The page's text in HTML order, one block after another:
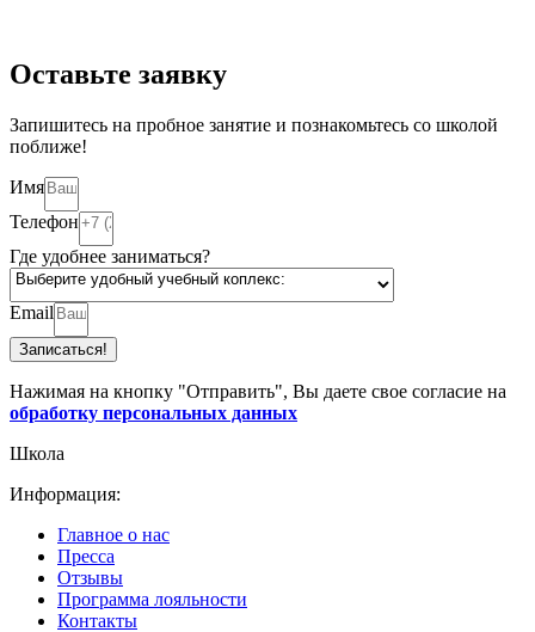
Оставьте заявку
Запишитесь на пробное занятие и познакомьтесь со школой
поближе!
Имя
Телефон
Где удобнее заниматься?
Email
Записаться!
Нажимая на кнопку "Отправить", Вы даете свое согласие на
обработку персональных данных
Школа
Информация:
Главное о нас
Пресса
Отзывы
Программа лояльности
Контакты